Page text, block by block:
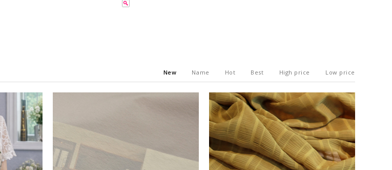
New Name Hot Best High price Low price